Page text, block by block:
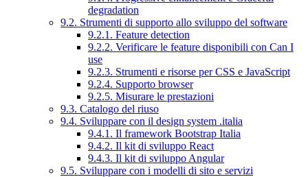
degradation
9.2. Strumenti di supporto allo sviluppo del software
9.2.1. Feature detection
9.2.2. Verificare le feature disponibili con Can I
use
9.2.3. Strumenti e risorse per CSS e JavaScript
9.2.4. Supporto browser
9.2.5. Misurare le prestazioni
9.3. Catalogo del riuso
9.4. Sviluppare con il design system .italia
9.4.1. Il framework Bootstrap Italia
9.4.2. Il kit di sviluppo React
9.4.3. Il kit di sviluppo Angular
9.5. Sviluppare con i modelli di sito e servizi